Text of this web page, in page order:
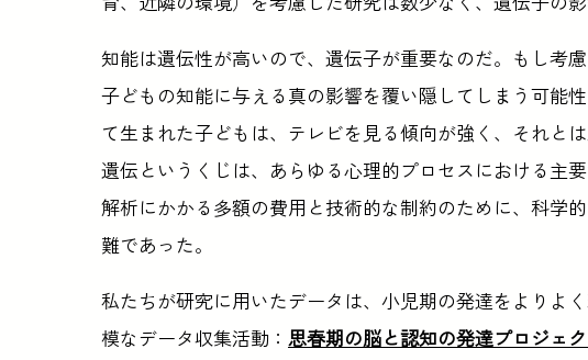
知能は遺伝性が高いので、遺伝子が重要なのだ。もし考
子どもの知能に与える真の影響を覆い隠してしまう可能
て生まれた子どもは、テレビを見る傾向が強く、それと
遺伝というくじは、あらゆる心理的プロセスにおける主
解析にかかる多額の費用と技術的な制約のために、科学
難であった。
私たちが研究に用いたデータは、小児期の発達をよりよ
模なデータ収集活動： 思春期の脳と認知の発達プロジェ